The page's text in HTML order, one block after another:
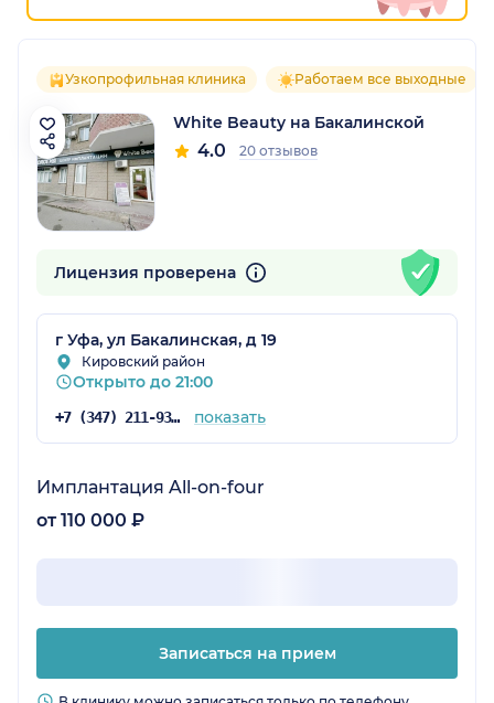
Узкопрофильная клиника Работаем все выходные
White Beauty на Бакалинской
4.0 20 отзывов
Лицензия проверена
г Уфа, ул Бакалинская, д 19
Кировский район
Открыто до 21:00
+7 (347) 211-93-68 показать
Имплантация All-on-four
от 110 000 ₽
Записаться на прием